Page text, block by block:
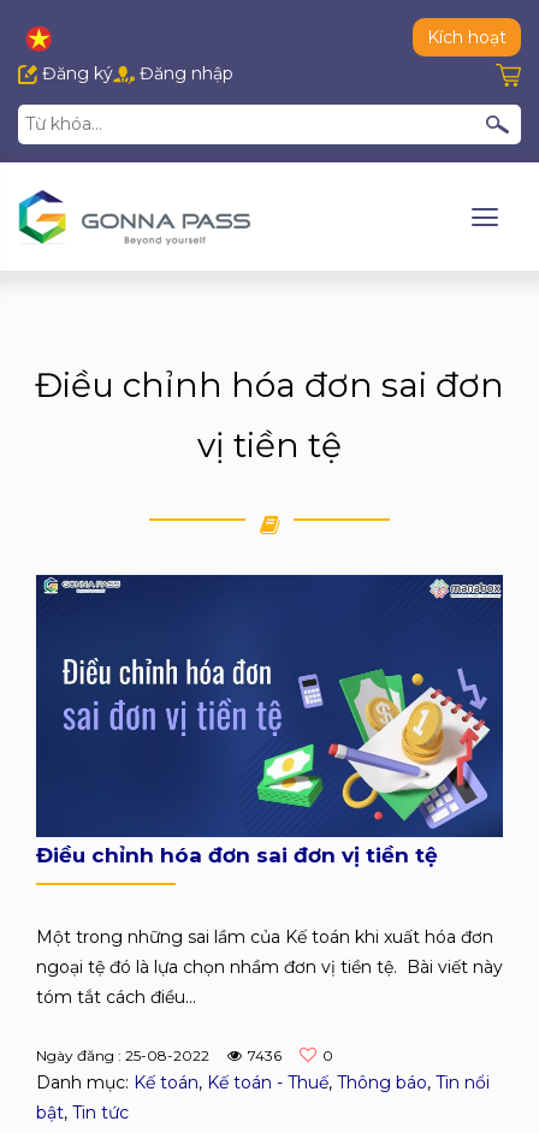
Kích hoạt
Đăng ký
Đăng nhập
Điều chỉnh hóa đơn sai đơn
vị tiền tệ
Điều chỉnh hóa đơn sai đơn vị tiền tệ
Một trong những sai lầm của Kế toán khi xuất hóa đơn
ngoại tệ đó là lựa chọn nhầm đơn vị tiền tệ. Bài viết này
tóm tắt cách điều...
Ngày đăng : 25-08-2022 7436 0
Danh mục: Kế toán, Kế toán - Thuế, Thông báo, Tin nổi
bật, Tin tức